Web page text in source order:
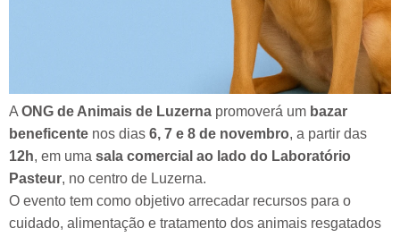
A ONG de Animais de Luzerna promoverá um bazar
beneficente nos dias 6, 7 e 8 de novembro, a partir das
12h, em uma sala comercial ao lado do Laboratório
Pasteur, no centro de Luzerna.
O evento tem como objetivo arrecadar recursos para o
cuidado, alimentação e tratamento dos animais resgatados